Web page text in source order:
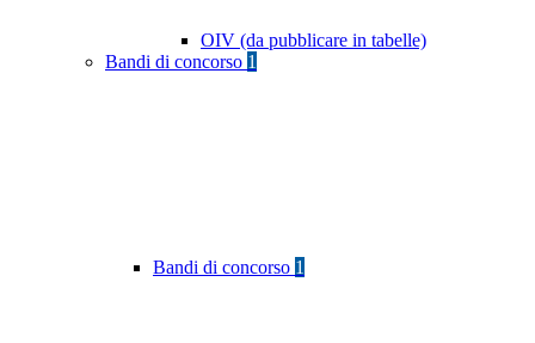
OIV (da pubblicare in tabelle)
Bandi di concorso 1
Bandi di concorso 1